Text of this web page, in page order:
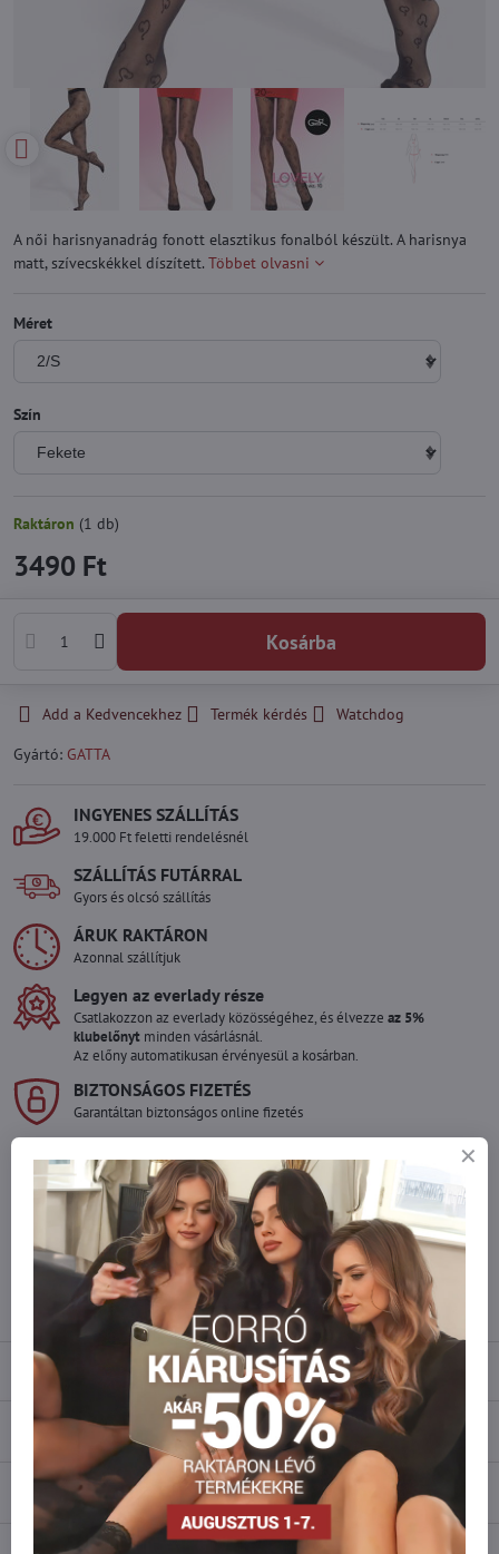
A női harisnyanadrág fonott elasztikus fonalból készült. A harisnya
matt, szívecskékkel díszített. Többet olvasni
Méret
Szín
Raktáron (1 db)
3490 Ft
Kosárba
Add a Kedvencekhez Termék kérdés
Watchdog
Gyártó: GATTA
INGYENES SZÁLLÍTÁS
19.000 Ft feletti rendelésnél
SZÁLLÍTÁS FUTÁRRAL
Gyors és olcsó szállítás
ÁRUK RAKTÁRON
Azonnal szállítjuk
Legyen az everlady része
Csatlakozzon az everlady közösségéhez, és élvezze az 5%
klubelőnyt minden vásárlásnál.
Az előny automatikusan érvényesül a kosárban.
BIZTONSÁGOS FIZETÉS
Garantáltan biztonságos online fizetés
Szeretne több terméket rendelni mint
amennyi raktáron van?
Ne habozzon kapcsolatba lépni velünk, raktárra szállítjuk az árut!
info​@everlady​.eu
Leírás
Vélemények 0
Fórum 0